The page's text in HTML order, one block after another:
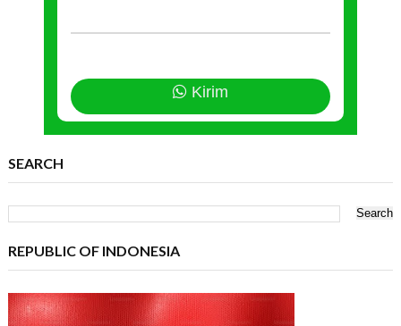
Kirim
SEARCH
REPUBLIC OF INDONESIA